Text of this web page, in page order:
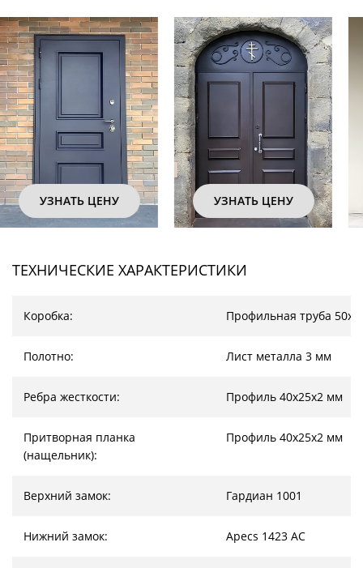
УЗНАТЬ ЦЕНУ УЗНАТЬ ЦЕНУ
ТЕХНИЧЕСКИЕ ХАРАКТЕРИСТИКИ
Коробка: Профильная труба
Полотно: Лист металла 3 мм
Ребра жесткости: Профиль 40х25х2 мм
Притворная планка
(нащельник):
Профиль 40х25х2 мм
Верхний замок: Гардиан 1001
Нижний замок: Apecs 1423 AC